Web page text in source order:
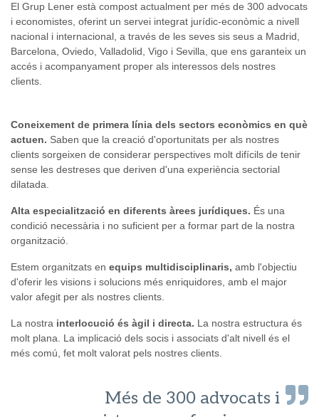
El Grup Lener està compost actualment per més de 300 advocats
i economistes, oferint un servei integrat jurídic-econòmic a nivell
nacional i internacional, a través de les seves sis seus a Madrid,
Barcelona, Oviedo, Valladolid, Vigo i Sevilla, que ens garanteix un
accés i acompanyament proper als interessos dels nostres
clients.
Coneixement de primera línia dels sectors econòmics en què
actuen. Saben que la creació d'oportunitats per als nostres
clients sorgeixen de considerar perspectives molt difícils de tenir
sense les destreses que deriven d'una experiència sectorial
dilatada.
Alta especialització en diferents àrees jurídiques. És una
condició necessària i no suficient per a formar part de la nostra
organització.
Estem organitzats en equips multidisciplinaris, amb l'objectiu
d'oferir les visions i solucions més enriquidores, amb el major
valor afegit per als nostres clients.
La nostra interlocució és àgil i directa. La nostra estructura és
molt plana. La implicació dels socis i associats d'alt nivell és el
més comú, fet molt valorat pels nostres clients.
Més de 300 advocats i